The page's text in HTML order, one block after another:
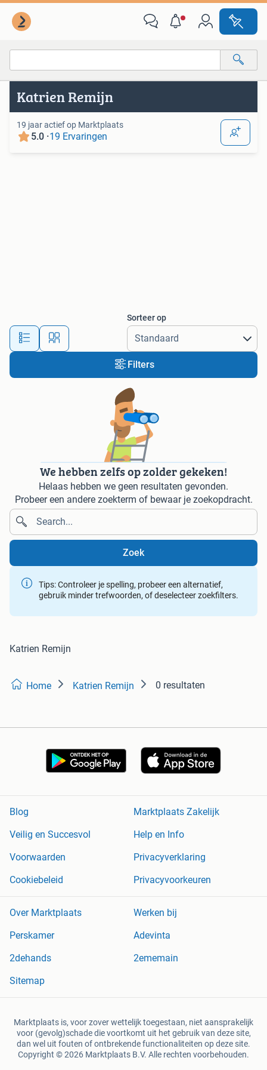
Alle afstanden…
Van deze adverteerder
Katrien Remijn
19 jaar actief op Marktplaats
5.0 ·19 Ervaringen
Sorteer op
Filters
We hebben zelfs op zolder gekeken!
Helaas hebben we geen resultaten gevonden.
Probeer een andere zoekterm of bewaar je zoekopdracht.
Zoek
Tips: Controleer je spelling, probeer een alternatief,
gebruik minder trefwoorden, of deselecteer zoekfilters.
Katrien Remijn
Home Katrien Remijn 0 resultaten
Blog
Marktplaats Zakelijk
Veilig en Succesvol
Help en Info
Voorwaarden
Privacyverklaring
Cookiebeleid
Privacyvoorkeuren
Over Marktplaats
Werken bij
Perskamer
Adevinta
2dehands
2ememain
Sitemap
Marktplaats is, voor zover wettelijk toegestaan, niet aansprakelijk
voor (gevolg)schade die voortkomt uit het gebruik van deze site,
dan wel uit fouten of ontbrekende functionaliteiten op deze site.
Copyright © 2026 Marktplaats B.V. Alle rechten voorbehouden.